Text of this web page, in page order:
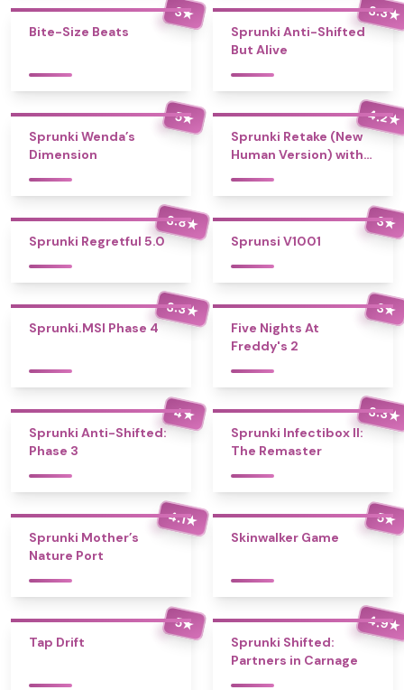
3★
Bite-Size Beats
3.3★
Sprunki Anti-Shifted
But Alive
5★
Sprunki Wenda’s
Dimension
4.2★
Sprunki Retake (New
Human Version) with
3.8★
Sprunki Regretful 5.0
3★
Sprunsi V1001
3.3★
Sprunki.MSI Phase 4
3★
Five Nights At
Freddy's 2
4★
Sprunki Anti-Shifted:
Phase 3
3.3★
Sprunki Infectibox II:
The Remaster
4.1★
Sprunki Mother’s
Nature Port
5★
Skinwalker Game
5★
Tap Drift
4.9★
Sprunki Shifted:
Partners in Carnage